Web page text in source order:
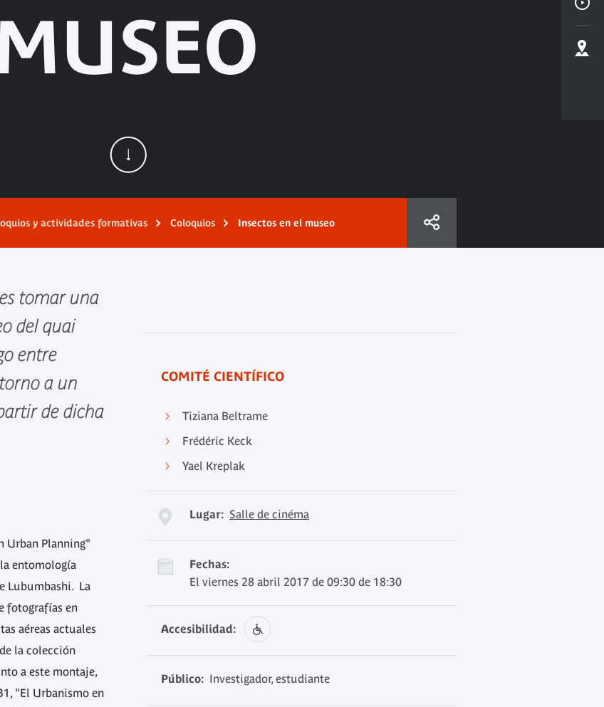
y actividades formativas Coloquios Insectos en el museo
tomar una
del quai
entre
a un
de dicha
Urban Planning"
entomología
Lubumbashi. La
fotografías en
aéreas actuales
la colección
a este montaje,
"El Urbanismo en
COMITÉ CIENTÍFICO
Tiziana Beltrame
Frédéric Keck
Yael Kreplak
Lugar: Salle de cinéma
Fechas:
El viernes 28 abril 2017 de 09:30 de 18:30
Accesibilidad:
Público: Investigador, estudiante